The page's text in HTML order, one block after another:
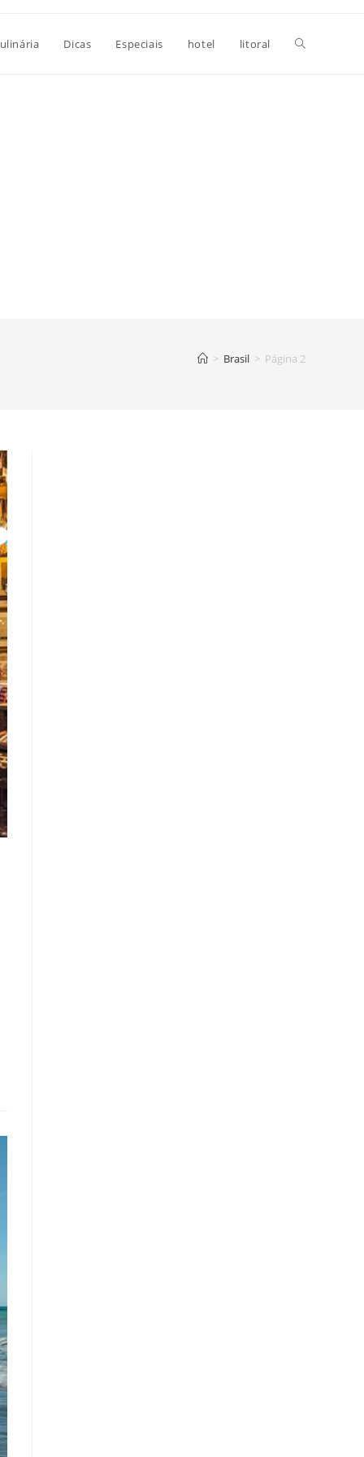
Dicas Especiais hotel litoral Alternar
> Brasil > Página 2